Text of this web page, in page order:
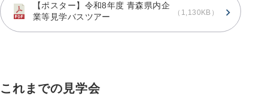
【ポスター】令和8年度 青森県内企
業等見学バスツアー
（1,130KB）
これまでの見学会